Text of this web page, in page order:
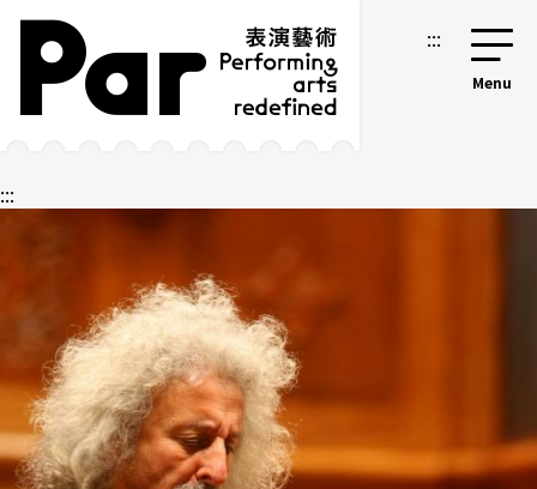
跳到主要內容區塊
網站導覽 :::
:::